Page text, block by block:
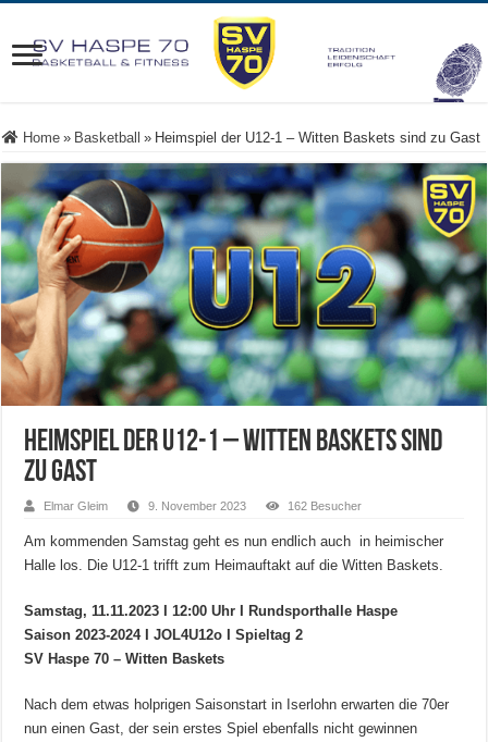
Home » Basketball » Heimspiel der U12-1 – Witten Baskets sind zu Gast
Heimspiel der U12-1 – Witten Baskets sind
zu Gast
Elmar Gleim 9. November 2023 162 Besucher
Am kommenden Samstag geht es nun endlich auch in heimischer
Halle los. Die U12-1 trifft zum Heimauftakt auf die Witten Baskets.
Samstag, 11.11.2023 I 12:00 Uhr I Rundsporthalle Haspe
Saison 2023-2024 I JOL4U12o I Spieltag 2
SV Haspe 70 – Witten Baskets
Nach dem etwas holprigen Saisonstart in Iserlohn erwarten die 70er
nun einen Gast, der sein erstes Spiel ebenfalls nicht gewinnen